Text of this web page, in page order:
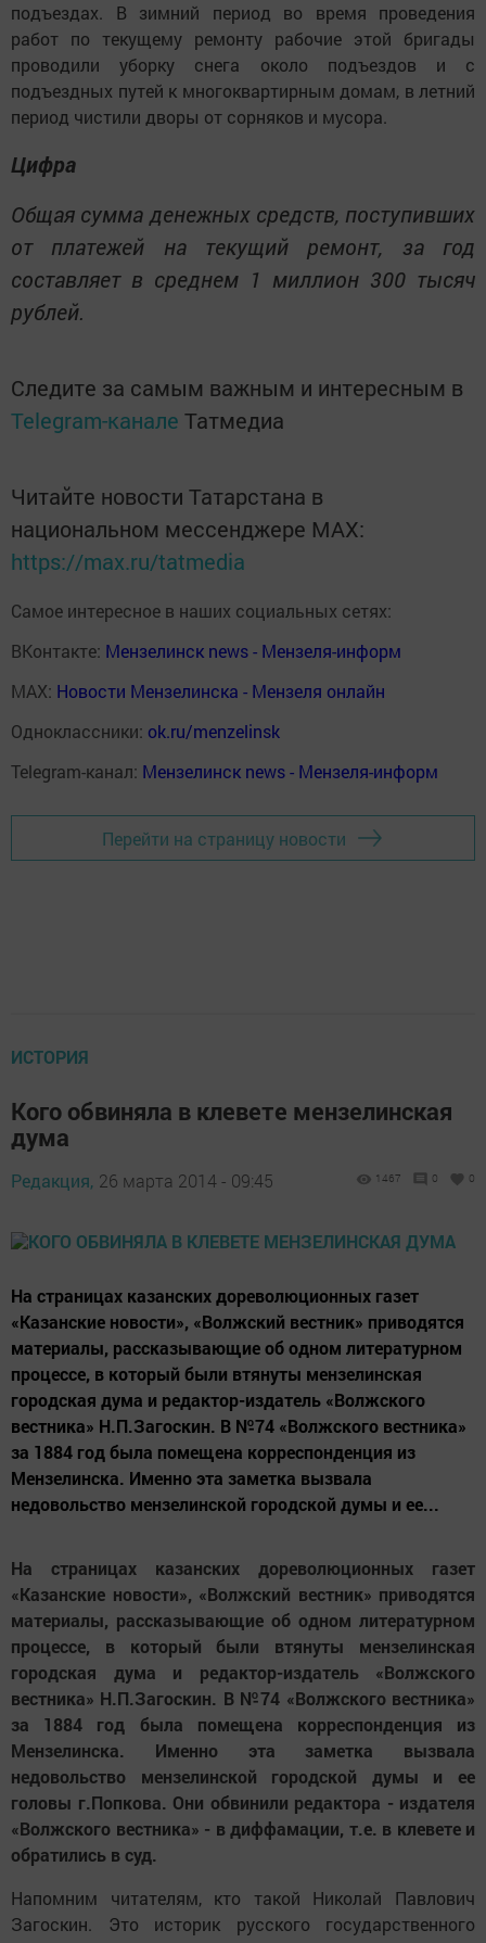
подъездах. В зимний период во время проведения
работ по текущему ремонту рабочие этой бригады
проводили уборку снега около подъездов и с
подъездных путей к многоквартирным домам, в летний
период чистили дворы от сорняков и мусора.
Цифра
Общая сумма денежных средств, поступивших
от платежей на текущий ремонт, за год
составляет в среднем 1 миллион 300 тысяч
рублей.
Следите за самым важным и интересным в
Telegram-канале Татмедиа
Читайте новости Татарстана в
национальном мессенджере MАХ:
https://max.ru/tatmedia
Самое интересное в наших социальных сетях:
ВКонтакте: Мензелинск news - Мензеля-информ
MAX: Новости Мензелинска - Мензеля онлайн
Одноклассники: ok.ru/menzelinsk
Telegram-канал: Мензелинск news - Мензеля-информ
Перейти на страницу новости
ИСТОРИЯ
Кого обвиняла в клевете мензелинская
дума
Редакция, 26 марта 2014 - 09:45 1467 0 0
На страницах казанских дореволюционных газет
«Казанские новости», «Волжский вестник» приводятся
материалы, рассказывающие об одном литературном
процессе, в который были втянуты мензелинская
городская дума и редактор-издатель «Волжского
вестника» Н.П.Загоскин. В №74 «Волжского вестника»
за 1884 год была помещена корреспонденция из
Мензелинска. Именно эта заметка вызвала
недовольство мензелинской городской думы и ее...
На страницах казанских дореволюционных газет
«Казанские новости», «Волжский вестник» приводятся
материалы, рассказывающие об одном литературном
процессе, в который были втянуты мензелинская
городская дума и редактор-издатель «Волжского
вестника» Н.П.Загоскин. В №74 «Волжского вестника»
за 1884 год была помещена корреспонденция из
Мензелинска. Именно эта заметка вызвала
недовольство мензелинской городской думы и ее
головы г.Попкова. Они обвинили редактора - издателя
«Волжского вестника» - в диффамации, т.е. в клевете и
обратились в суд.
Напомним читателям, кто такой Николай Павлович
Загоскин. Это историк русского государственного